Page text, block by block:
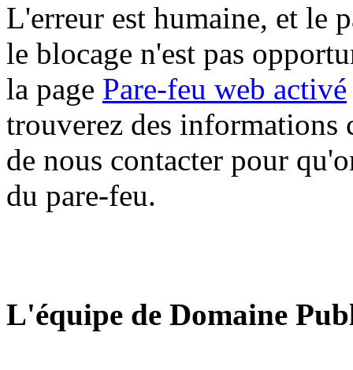
L'erreur est humaine, et le
le blocage n'est pas
la page Pare-feu web activé
trouverez des informations
de nous contacter pour
du pare-feu.
L'équipe de Domaine